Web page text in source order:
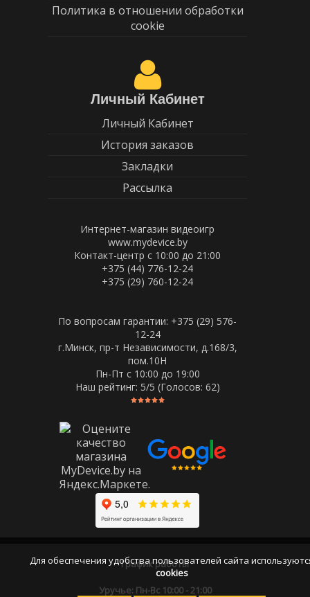
Политика в отношении обработки
cookie
Личный Кабинет
Личный Кабинет
История заказов
Закладки
Рассылка
Интернет-магазин видеоигр
www.mydevice.by
Контакт-центр с 10:00 до 21:00
+375 (44) 776-12-24
+375 (29) 760-12-24
По вопросам гарантии: +375 (29) 576-
12-24
г.Минск, пр-т Независимости, д.168/3,
пом.10Н
Пн-Пт c 10:00 до 19:00
Наш рейтинг: 5/5 (Голосов: 62)
График работы
Уручье: Пн-Вс 10:00 - 21:00
Для обеспечения удобства пользователей сайта
cookies